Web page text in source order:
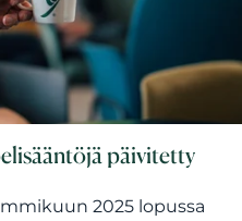
päivitetty
2025 lopussa